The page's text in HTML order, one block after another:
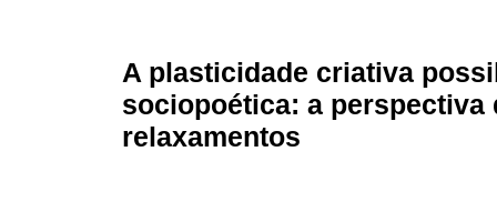
A plasticidade criativa
sociopoética: a perspectiva
relaxamentos